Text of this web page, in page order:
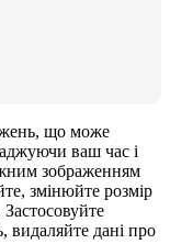
що може
ваш час і
зображенням
змінюйте розмір
Застосовуйте
видаляйте дані про